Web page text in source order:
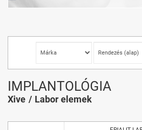
IMPLANTOLÓGIA
Xive Labor elemek